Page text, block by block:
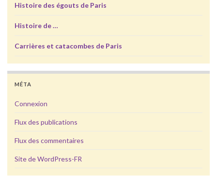
Histoire des égouts de Paris
Histoire de …
Carrières et catacombes de Paris
MÉTA
Connexion
Flux des publications
Flux des commentaires
Site de WordPress-FR